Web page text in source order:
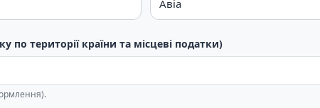
по території країни та місцеві податки)